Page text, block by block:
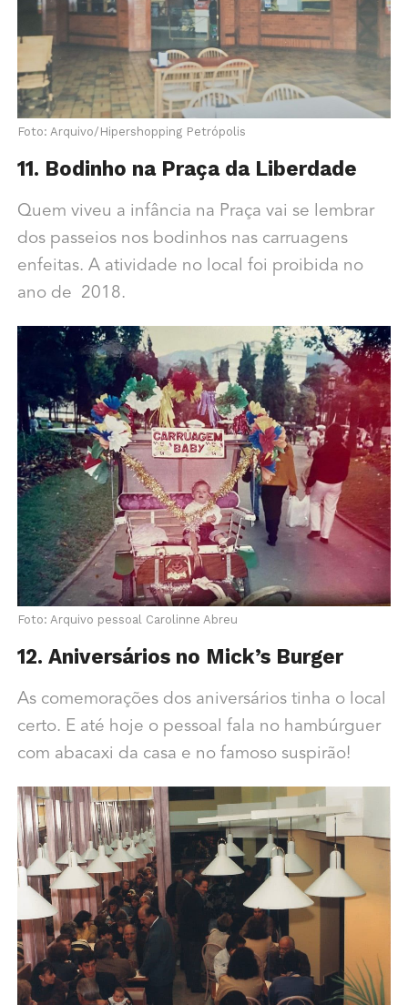
Foto: Arquivo/Hipershopping Petrópolis
11. Bodinho na Praça da Liberdade
Quem viveu a infância na Praça vai se lembrar
dos passeios nos bodinhos nas carruagens
enfeitas. A atividade no local foi proibida no
ano de 2018.
Foto: Arquivo pessoal Carolinne Abreu
12. Aniversários no Mick’s Burger
As comemorações dos aniversários tinha o local
certo. E até hoje o pessoal fala no hambúrguer
com abacaxi da casa e no famoso suspirão!